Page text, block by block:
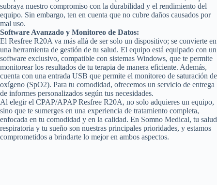
subraya nuestro compromiso con la durabilidad y el rendimiento del
equipo. Sin embargo, ten en cuenta que no cubre daños causados por
mal uso.
Software Avanzado y Monitoreo de Datos:
El Resfree R20A va más allá de ser solo un dispositivo; se convierte en
una herramienta de gestión de tu salud. El equipo está equipado con un
software exclusivo, compatible con sistemas Windows, que te permite
monitorear los resultados de tu terapia de manera eficiente. Además,
cuenta con una entrada USB que permite el monitoreo de saturación de
oxígeno (SpO2). Para tu comodidad, ofrecemos un servicio de entrega
de informes personalizados según tus necesidades.
Al elegir el CPAP/APAP Resfree R20A, no solo adquieres un equipo,
sino que te sumerges en una experiencia de tratamiento completa,
enfocada en tu comodidad y en la calidad. En Somno Medical, tu salud
respiratoria y tu sueño son nuestras principales prioridades, y estamos
comprometidos a brindarte lo mejor en ambos aspectos.